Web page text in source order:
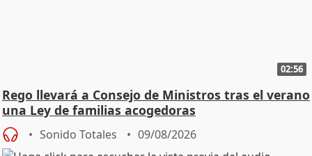
02:56
Rego llevará a Consejo de Ministros tras el verano
una Ley de familias acogedoras
Sonido Totales 09/08/2026